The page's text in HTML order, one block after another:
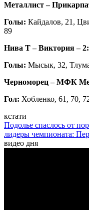
Металлист –
Голы: Кайдалов, 21,
89
Нива Т – Виктория –
Голы: Мысык, 32,
Черноморец – МФК
Гол: Хобленко, 61, 70,
кстати
Подолье спаслось от
лидеры чемпионата:
видео дня